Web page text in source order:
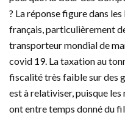
? La réponse figure dans
français, particulièrement
transporteur mondial de
covid 19. La taxation au
fiscalité très faible sur des
est à relativiser, puisque
ont entre temps donné du